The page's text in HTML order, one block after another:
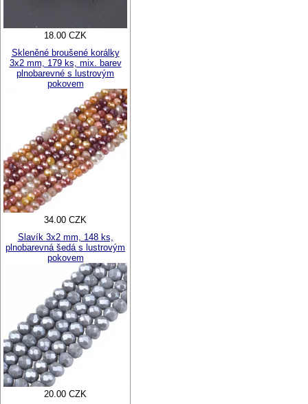
18.00 CZK
Skleněné broušené korálky
3x2 mm, 179 ks, mix. barev
plnobarevné s lustrovým
pokovem
34.00 CZK
Slavík 3x2 mm, 148 ks,
plnobarevná šedá s lustrovým
pokovem
20.00 CZK